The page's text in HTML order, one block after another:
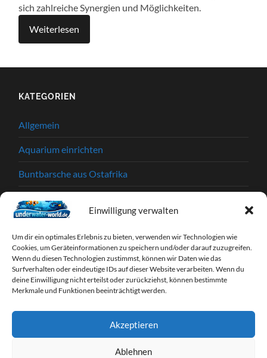
Einwilligung verwalten
Um dir ein optimales Erlebnis zu bieten, verwenden wir Technologien wie
Cookies, um Geräteinformationen zu speichern und/oder darauf zuzugreifen.
Wenn du diesen Technologien zustimmst, können wir Daten wie das
Surfverhalten oder eindeutige IDs auf dieser Website verarbeiten. Wenn du
deine Einwilligung nicht erteilst oder zurückziehst, können bestimmte
Merkmale und Funktionen beeinträchtigt werden.
Akzeptieren
Ablehnen
sich zahlreiche Synergien und Möglichkeiten.
Weiterlesen
KATEGORIEN
Allgemein
Aquarium einrichten
Buntbarsche aus Ostafrika
Einkaufstipps
Krankheiten und Parasiten
Partnerprogramme
Tipps & Tricks